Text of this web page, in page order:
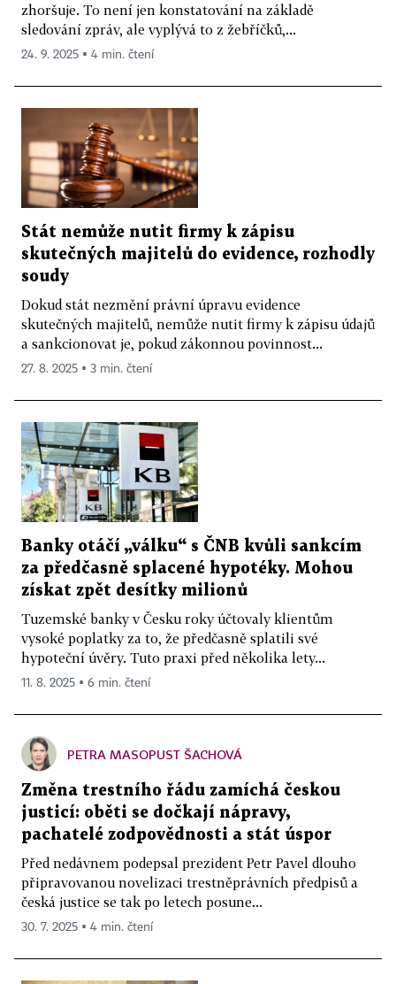
zhoršuje. To není jen konstatování na základě
sledování zpráv, ale vyplývá to z žebříčků,...
24. 9. 2025 ▪ 4 min. čtení
Stát nemůže nutit firmy k zápisu
skutečných majitelů do evidence, rozhodly
soudy
Dokud stát nezmění právní úpravu evidence
skutečných majitelů, nemůže nutit firmy k zápisu údajů
a sankcionovat je, pokud zákonnou povinnost...
27. 8. 2025 ▪ 3 min. čtení
Banky otáčí „válku“ s ČNB kvůli sankcím
za předčasně splacené hypotéky. Mohou
získat zpět desítky milionů
Tuzemské banky v Česku roky účtovaly klientům
vysoké poplatky za to, že předčasně splatili své
hypoteční úvěry. Tuto praxi před několika lety...
11. 8. 2025 ▪ 6 min. čtení
PETRA MASOPUST ŠACHOVÁ
Změna trestního řádu zamíchá českou
justicí: oběti se dočkají nápravy,
pachatelé zodpovědnosti a stát úspor
Před nedávnem podepsal prezident Petr Pavel dlouho
připravovanou novelizaci trestněprávních předpisů a
česká justice se tak po letech posune...
30. 7. 2025 ▪ 4 min. čtení